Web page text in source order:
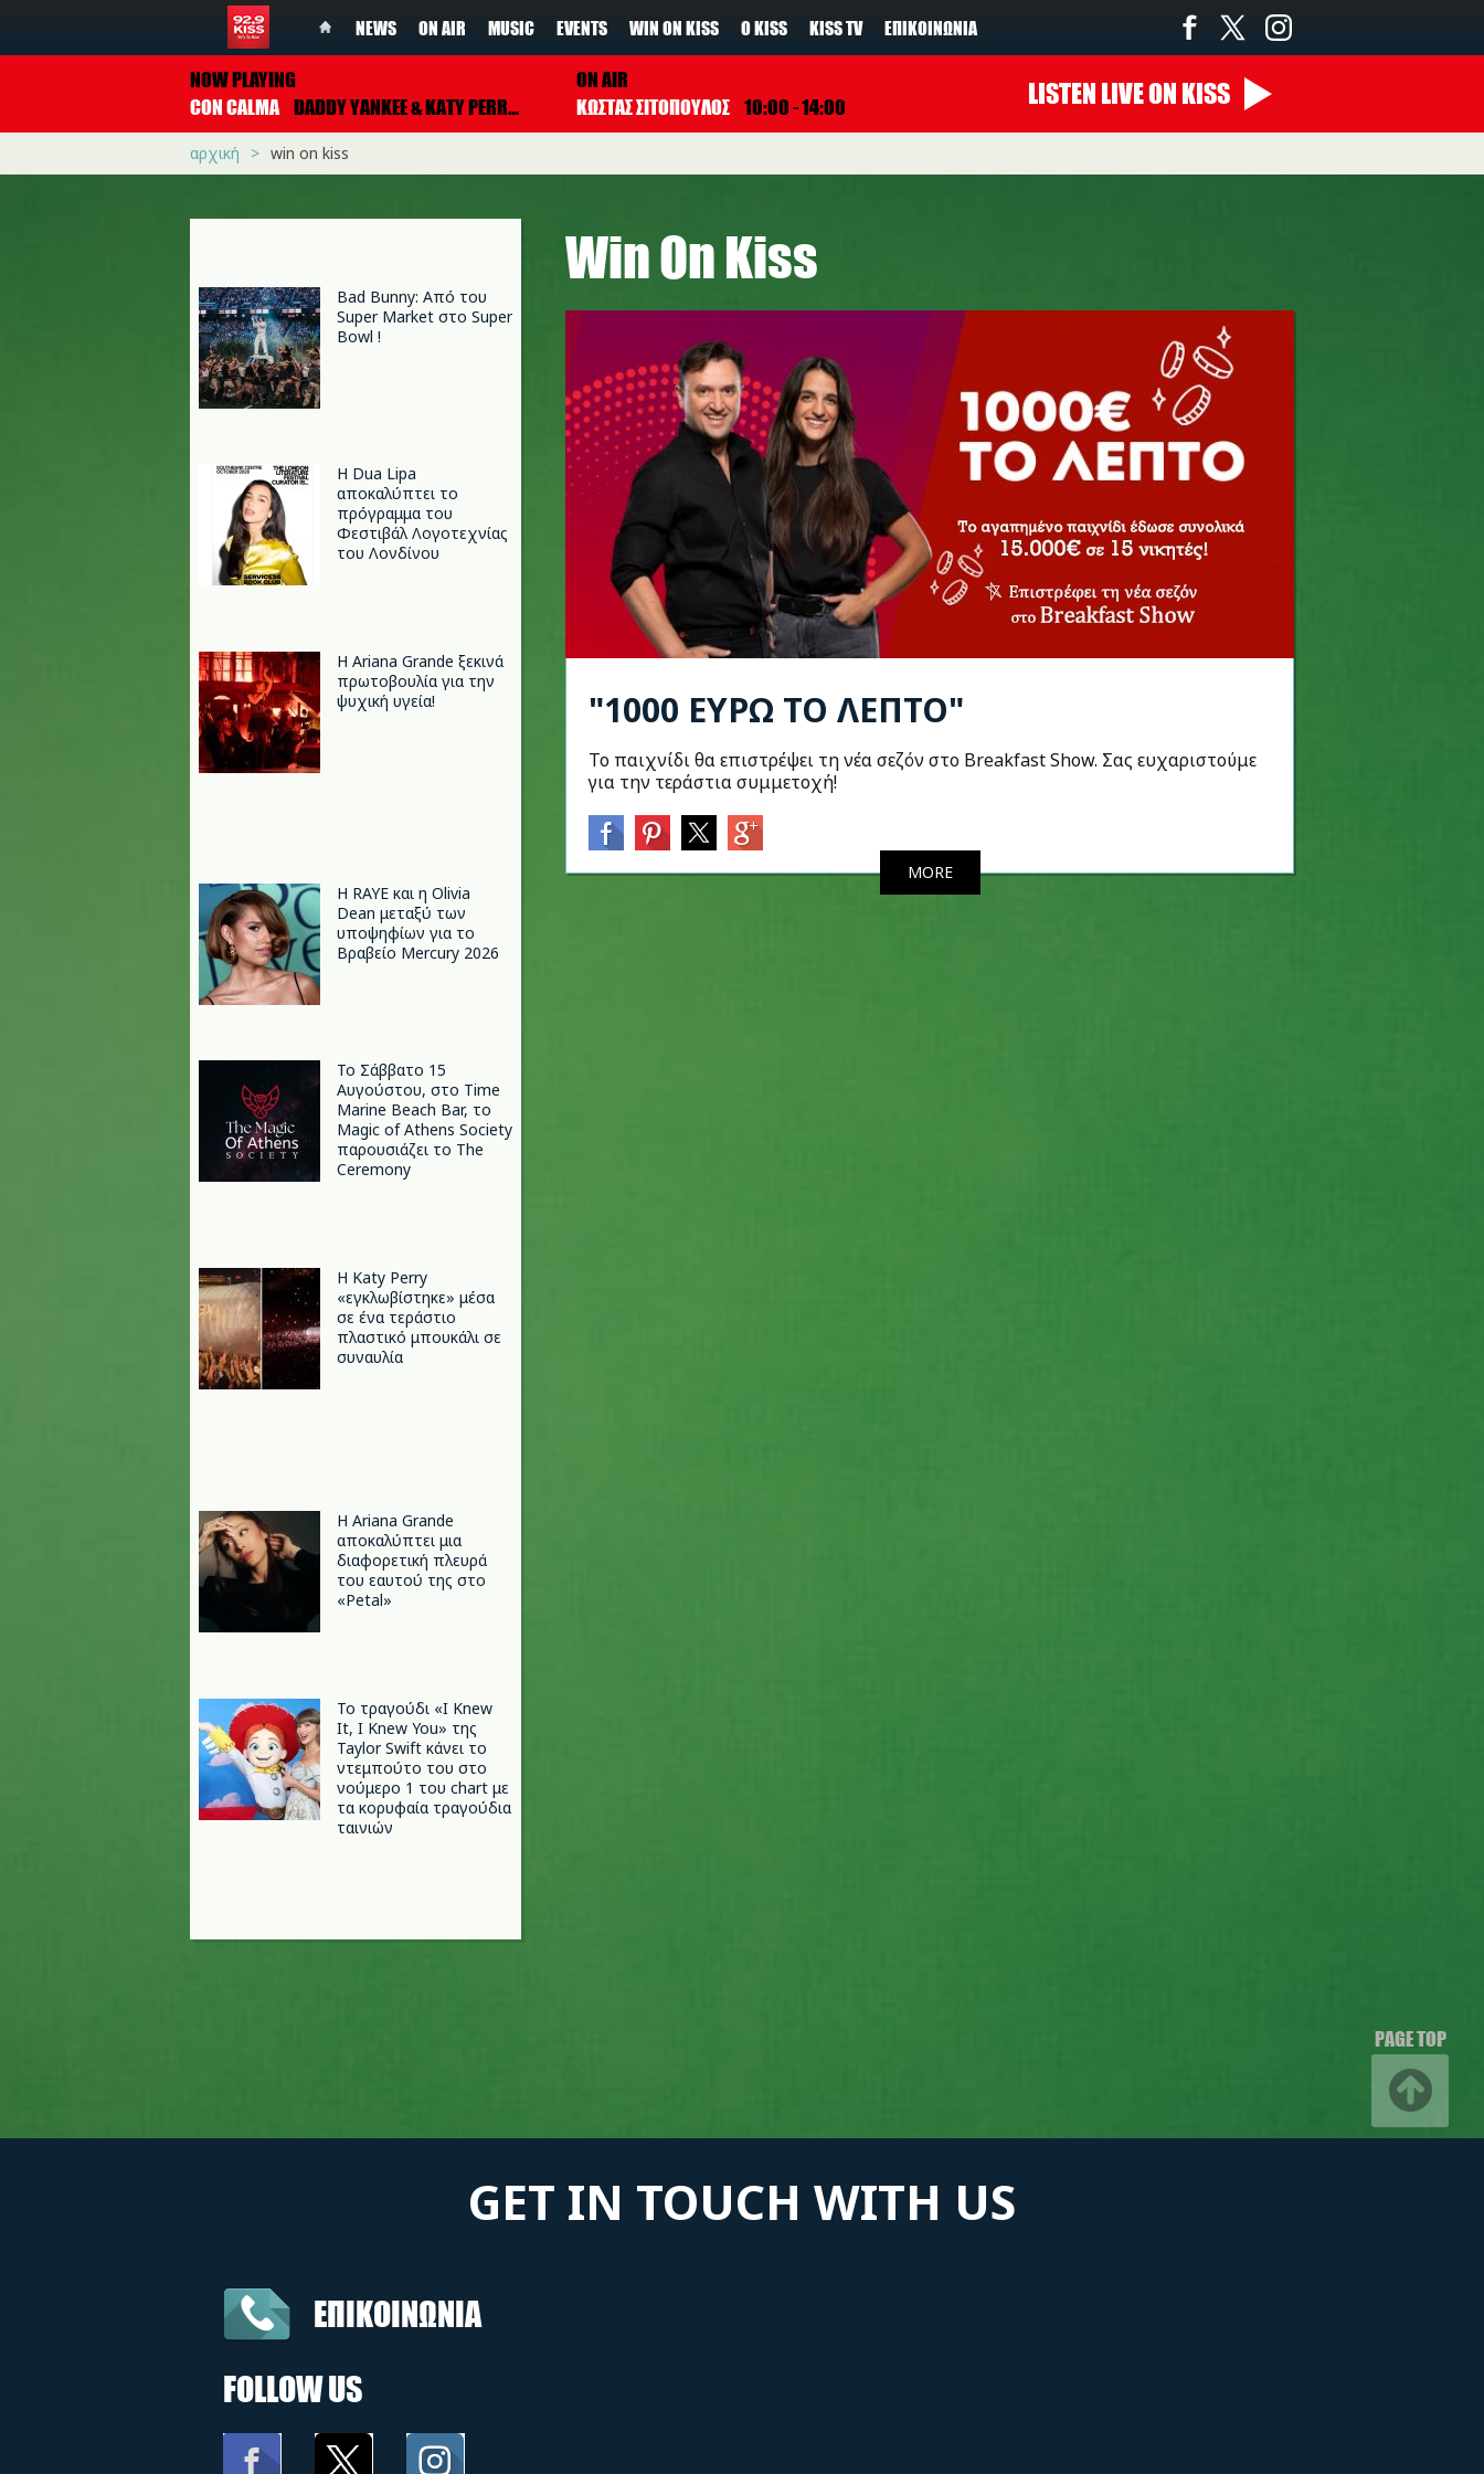
NEWS ON AIR MUSIC EVENTS WIN ON KISS Ο KISS KISS TV ΕΠΙΚΟΙΝΩΝΊΑ
NOW PLAYING
CON CALMA DADDY YANKEE & KATY PERRY FEAT. SNOW
ON AIR
ΚΩΣΤΑΣ ΣΙΤΟΠΟΥΛΟΣ 10:00 - 14:00 LISTEN LIVEON KISS
αρχική win on kiss
Bad Bunny: Από του
Super Market στο Super
Bowl !
Η Dua Lipa
αποκαλύπτει το
πρόγραμμα του
Φεστιβάλ Λογοτεχνίας
του Λονδίνου
Η Ariana Grande ξεκινά
πρωτοβουλία για την
ψυχική υγεία!
Η RAYE και η Olivia
Dean μεταξύ των
υποψηφίων για το
Βραβείο Mercury 2026
Το Σάββατο 15
Αυγούστου, στο Time
Marine Beach Bar, το
Magic of Athens Society
παρουσιάζει το The
Ceremony
H Katy Perry
«εγκλωβίστηκε» μέσα
σε ένα τεράστιο
πλαστικό μπουκάλι σε
συναυλία
Η Ariana Grande
αποκαλύπτει μια
διαφορετική πλευρά
του εαυτού της στο
«Petal»
Το τραγούδι «I Knew
It, I Knew You» της
Taylor Swift κάνει το
ντεμπούτο του στο
νούμερο 1 του chart με
τα κορυφαία τραγούδια
ταινιών
Win On Kiss
"1000 ΕΥΡΩ ΤΟ ΛΕΠΤΟ"
Το παιχνίδι θα επιστρέψει τη νέα σεζόν στο Breakfast Show. Σας ευχαριστούμε
για την τεράστια συμμετοχή!
MORE
PAGE TOP
GET IN TOUCH WITH US
ΕΠΙΚΟΙΝΩΝΙΑ
FOLLOW US